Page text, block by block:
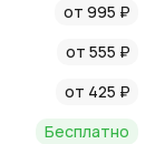
от 995 ₽
от 555 ₽
от 425 ₽
Бесплатно